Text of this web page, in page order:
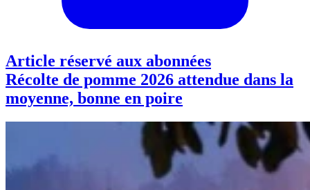
Article réservé aux abonnées
Récolte de pomme 2026 attendue dans la
moyenne, bonne en poire